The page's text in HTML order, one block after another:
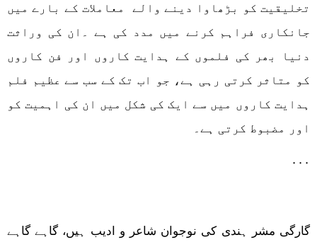
تخلیقیت کو بڑھاوا دینے والے معاملات کے بارے میں
جانکاری فراہم کرنے میں مدد کی ہے ۔ان کی وراثت
دنیا بھر کی فلموں کے ہدایت کاروں اور فن کاروں
کو متاثر کرتی رہی ہے، جو اب تک کے سب سے عظیم فلم
ہدایت کاروں میں سے ایک کی شکل میں ان کی اہمیت کو
اور مضبوط کرتی ہے۔
٠٠٠
گارگی مشر ہندی کی نوجوان شاعر و ادیب ہیں، گاہے گاہے